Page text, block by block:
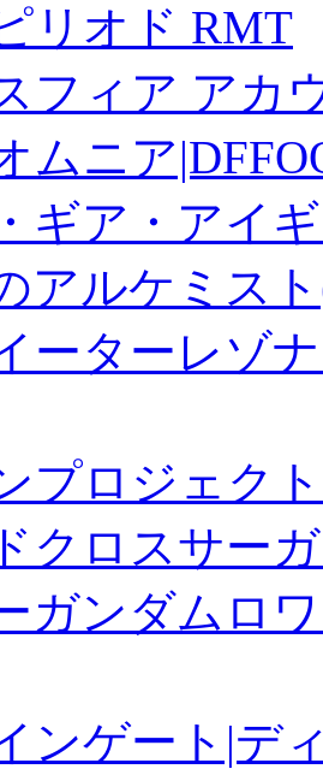
リオド RMT
フィア アカ
ムニア
ギア・アイ
アルケミス
ーターレゾ
プロジェク
クロスサー
ガンダムロ
ンゲート|デ